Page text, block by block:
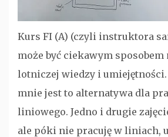
Kurs FI (A) (czyli instruktora
może być ciekawym sposobem
lotniczej wiedzy i
mnie jest to alternatywa dla
liniowego. Jedno i drugie
ale póki nie pracuję w liniach,